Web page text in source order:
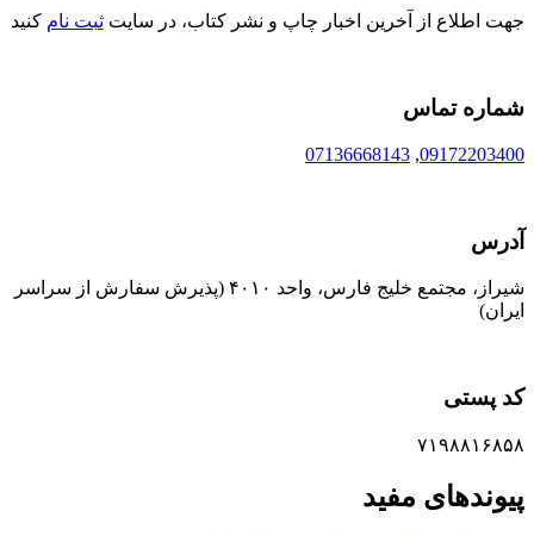
جهت اطلاع از آخرین اخبار چاپ و نشر کتاب، در سایتثبت نام کنید
شماره تماس
09172203400
,
07136668143
آدرس
شیراز، مجتمع خلیج فارس، واحد ۴۰۱۰ (پذیرش سفارش از سراسر
ایران)
کد پستی
۷۱۹۸۸۱۶۸۵۸
پیوندهای مفید